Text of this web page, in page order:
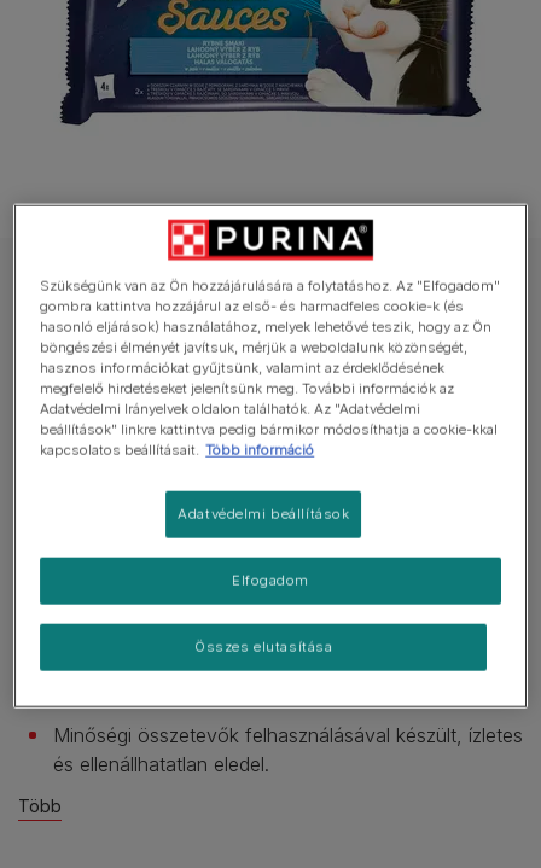
FELIX nedves eledel macskáknak
FELIX Sensations Sauces halas válogatás
szószban nedves eledel felnőtt macskáknak
Még nincs értékelés
100%-osan kielégíti cicád napi tápanyag
szükségleteit.
Puha falatok és különböző ízű szószok nagyszerű
ízkombinációja.
Fehérjével, vitaminokkal omega-6 zsírsavakkal cicád
Minőségi összetevők felhasználásával készült, ízletes
és ellenállhatatlan eledel.
Több
Szükségünk van az Ön hozzájárulására a folytatáshoz. Az "Elfogadom"
gombra kattintva hozzájárul az első- és harmadfeles cookie-k (és
hasonló eljárások) használatához, melyek lehetővé teszik, hogy az Ön
böngészési élményét javítsuk, mérjük a weboldalunk közönségét,
hasznos információkat gyűjtsünk, valamint az érdeklődésének
megfelelő hirdetéseket jelenítsünk meg. További információk az
Adatvédelmi Irányelvek oldalon találhatók. Az "Adatvédelmi
beállítások" linkre kattintva pedig bármikor módosíthatja a cookie-kkal
kapcsolatos beállításait. Több információ
Adatvédelmi beállítások
Összes elutasítása
Elfogadom